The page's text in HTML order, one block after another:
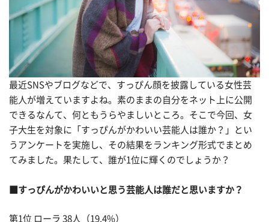
最近SNSやブログなどで、すっぴん顔を披露している女性芸
能人が増えていますよね。素のままの自分をネット上に公開
できるなんて、何ともうらやましいところ。そこで今回、女
子大生を対象に「すっぴんがかわいい芸能人は誰か？」とい
うアンケートを実施し、その結果をランキング形式でまとめ
てみました。果たして、誰が1位に輝くのでしょうか？
■すっぴんがかわいいと思う芸能人は誰だと思いますか？
第1位 ローラ 38人（19.4%）